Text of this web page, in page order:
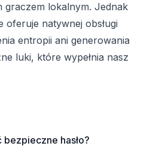
graczem lokalnym. Jednak
oferuje natywnej obsługi
entropii ani generowania
luki, które wypełnia nasz
hasło?